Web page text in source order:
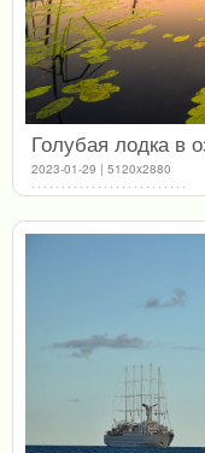
Голубая лодка в
2023-01-29 | 5120x2880